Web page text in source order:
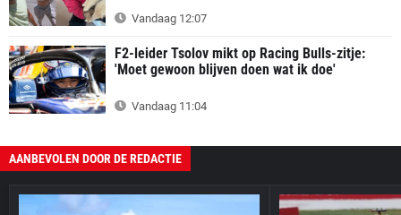
Vandaag 12:07
F2-leider Tsolov mikt op Racing Bulls-zitje:
'Moet gewoon blijven doen wat ik doe'
Vandaag 11:04
AANBEVOLEN DOOR DE REDACTIE